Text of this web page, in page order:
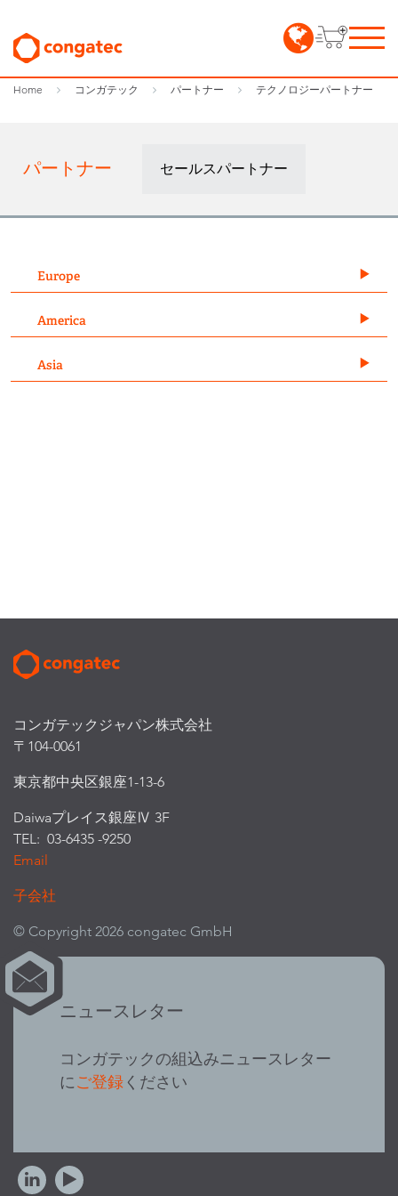
Home コンガテック パートナー テクノロジーパートナー
パートナー セールスパートナー
Europe
America
Asia
コンガテックジャパン株式会社
〒104-0061
東京都中央区銀座1-13-6
Daiwaプレイス銀座Ⅳ 3F
TEL: 03-6435 -9250
Email
子会社
© Copyright 2026 congatec GmbH
ニュースレター
コンガテックの組込みニュースレター
にご登録 ください